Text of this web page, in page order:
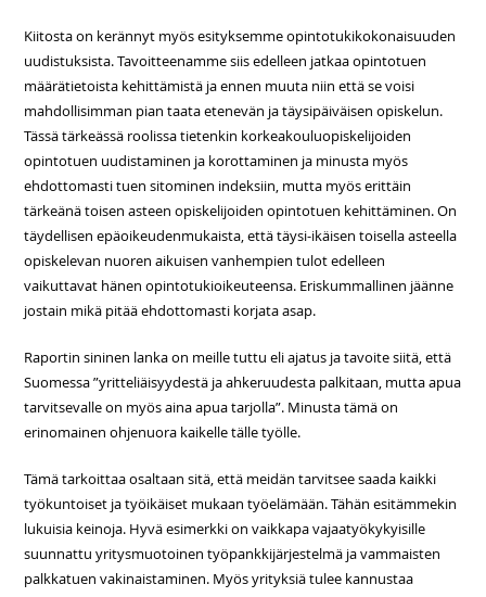
Kiitosta on kerännyt myös esityksemme opintotukikokonaisuuden
uudistuksista. Tavoitteenamme siis edelleen jatkaa opintotuen
määrätietoista kehittämistä ja ennen muuta niin että se voisi
mahdollisimman pian taata etenevän ja täysipäiväisen opiskelun.
Tässä tärkeässä roolissa tietenkin korkeakouluopiskelijoiden
opintotuen uudistaminen ja korottaminen ja minusta myös
ehdottomasti tuen sitominen indeksiin, mutta myös erittäin
tärkeänä toisen asteen opiskelijoiden opintotuen kehittäminen. On
täydellisen epäoikeudenmukaista, että täysi-ikäisen toisella asteella
opiskelevan nuoren aikuisen vanhempien tulot edelleen
vaikuttavat hänen opintotukioikeuteensa. Eriskummallinen jäänne
jostain mikä pitää ehdottomasti korjata asap.
Raportin sininen lanka on meille tuttu eli ajatus ja tavoite siitä, että
Suomessa ”yritteliäisyydestä ja ahkeruudesta palkitaan, mutta apua
tarvitsevalle on myös aina apua tarjolla”. Minusta tämä on
erinomainen ohjenuora kaikelle tälle työlle.
Tämä tarkoittaa osaltaan sitä, että meidän tarvitsee saada kaikki
työkuntoiset ja työikäiset mukaan työelämään. Tähän esitämmekin
lukuisia keinoja. Hyvä esimerkki on vaikkapa vajaatyökykyisille
suunnattu yritysmuotoinen työpankkijärjestelmä ja vammaisten
palkkatuen vakinaistaminen. Myös yrityksiä tulee kannustaa